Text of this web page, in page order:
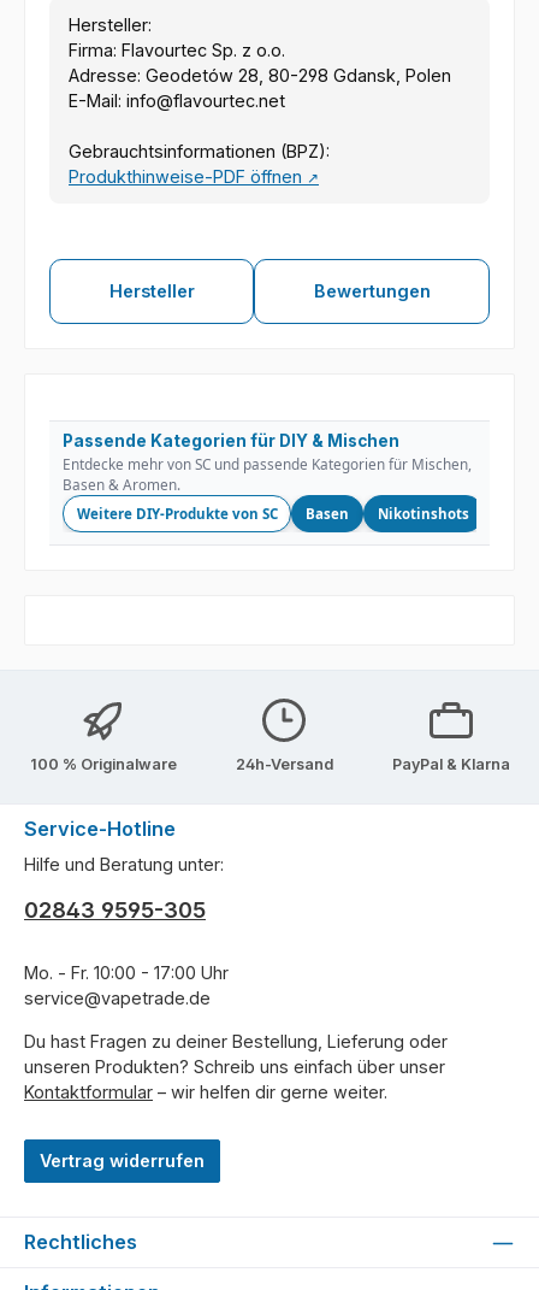
Hersteller:
Firma: Flavourtec Sp. z o.o.
Adresse: Geodetów 28, 80-298 Gdansk, Polen
E-Mail: info@flavourtec.net
Gebrauchtsinformationen (BPZ):
Produkthinweise-PDF öffnen ↗
Hersteller Bewertungen
Passende Kategorien für DIY & Mischen
Entdecke mehr von SC und passende Kategorien für Mischen,
Basen & Aromen.
Weitere DIY-Produkte von SC Basen Nikotinshots
100 % Originalware 24h-Versand PayPal & Klarna
Service-Hotline
Hilfe und Beratung unter:
02843 9595-305
Mo. - Fr. 10:00 - 17:00 Uhr
service@vapetrade.de
Du hast Fragen zu deiner Bestellung, Lieferung oder
unseren Produkten? Schreib uns einfach über unser
Kontaktformular – wir helfen dir gerne weiter.
Vertrag widerrufen
Rechtliches